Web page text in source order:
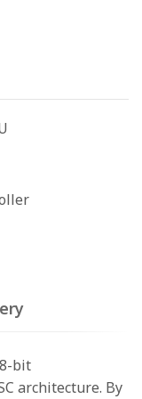
bit
architecture. By